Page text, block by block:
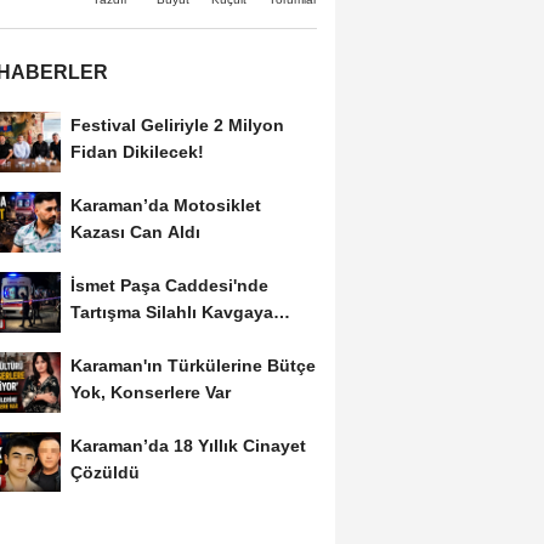
Festival Geliriyle 2 Milyon
Fidan Dikilecek!
Karaman’da Motosiklet
Kazası Can Aldı
İsmet Paşa Caddesi'nde
Tartışma Silahlı Kavgaya
Karaman'ın Türkülerine Bütçe
Yok, Konserlere Var
Karaman’da 18 Yıllık Cinayet
Çözüldü